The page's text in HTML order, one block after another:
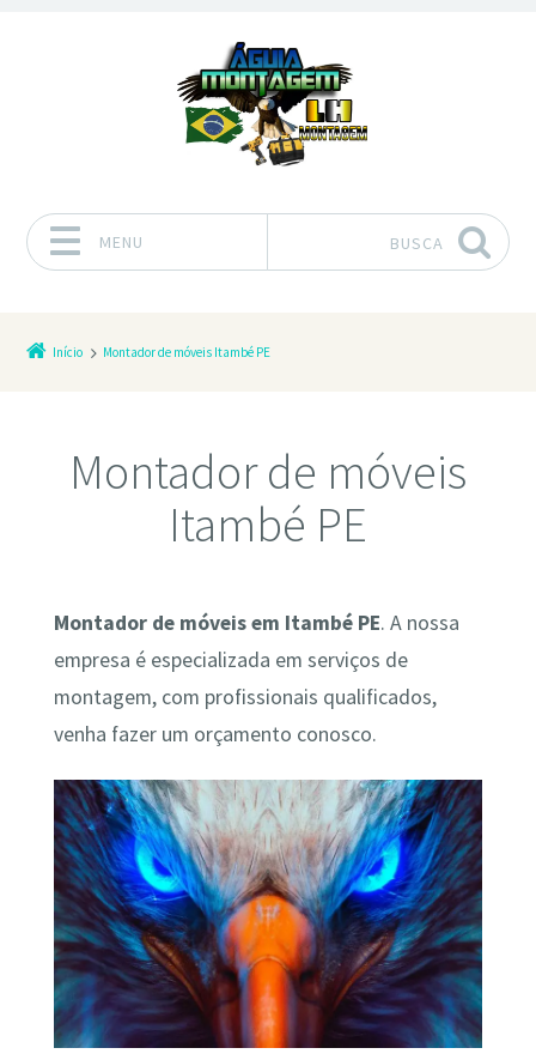
MENU BUSCA
Início Montador de móveis Itambé PE
Montador de móveis
Itambé PE
Montador de móveis em Itambé PE. A nossa
empresa é especializada em serviços de
montagem, com profissionais qualificados,
venha fazer um orçamento conosco.